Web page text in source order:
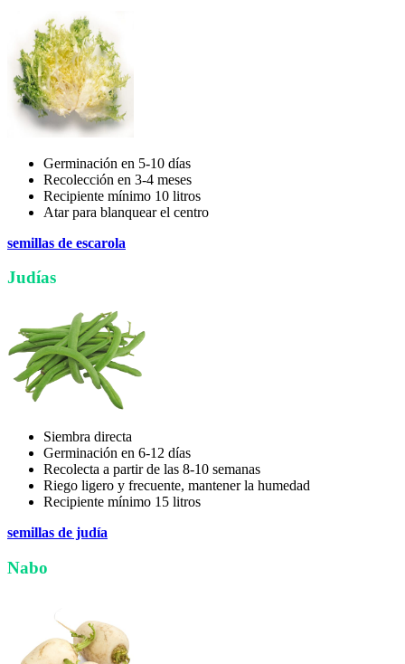
Germinación en 5-10 días
Recolección en 3-4 meses
Recipiente mínimo 10 litros
Atar para blanquear el centro
semillas de escarola
Judías
Siembra directa
Germinación en 6-12 días
Recolecta a partir de las 8-10 semanas
Riego ligero y frecuente, mantener la humedad
Recipiente mínimo 15 litros
semillas de judía
Nabo